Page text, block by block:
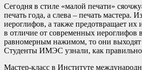
Сегодня в стиле «малой печати»
печать года, а слева – печать
иероглифов, а также предотвращает
в отличие от современных
равномерным нажимом, то они выходят
Студенты ИМЭС узнали, как правильно
Мастер-класс в Институте